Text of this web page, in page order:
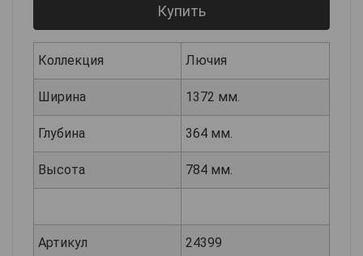
Купить
Коллекция Лючия
Ширина 1372 мм.
Глубина 364 мм.
Высота 784 мм.
Артикул 24399